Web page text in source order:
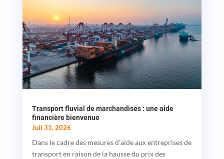
Transport fluvial de marchandises : une aide
financière bienvenue
Juil 31, 2026
Dans le cadre des mesures d'aide aux entreprises de
transport en raison de la hausse du prix des